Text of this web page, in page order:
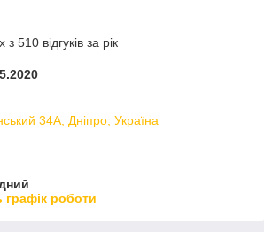
510 відгуків за рік
34А, Дніпро, Україна
графік роботи